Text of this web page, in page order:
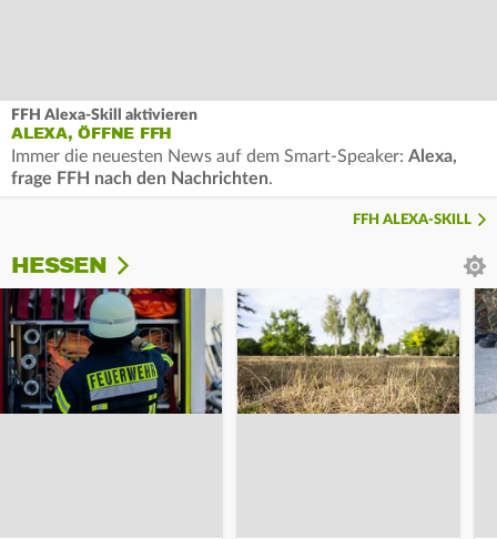
FFH Alexa-Skill aktivieren
ALEXA, ÖFFNE FFH
Immer die neuesten News auf dem Smart-Speaker: Alexa,
frage FFH nach den Nachrichten.
FFH ALEXA-SKILL
HESSEN